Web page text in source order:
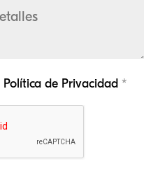
Política de Privacidad *